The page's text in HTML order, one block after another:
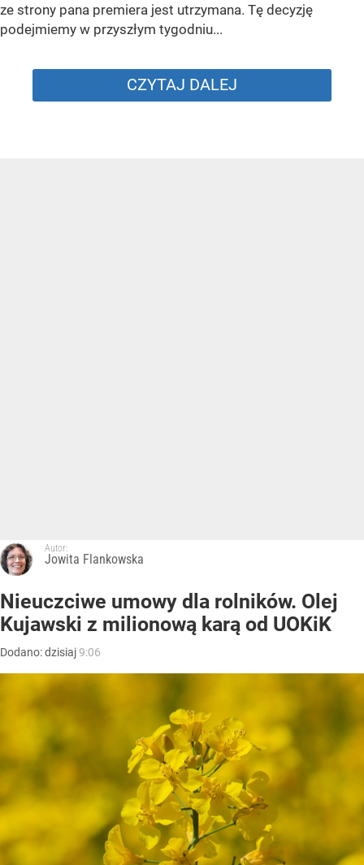
ze strony pana premiera jest utrzymana. Tę decyzję
podejmiemy w przyszłym tygodniu...
CZYTAJ DALEJ
Autor:
Jowita Flankowska
Nieuczciwe umowy dla rolników. Olej
Kujawski z milionową karą od UOKiK
Dodano:dzisiaj9:06